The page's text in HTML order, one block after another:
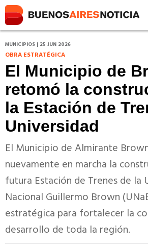
MUNICIPIOS | 25 JUN 2026
OBRA ESTRATÉGICA
El Municipio de
retomó la
la Estación de
Universidad
El Municipio de Almirante
nuevamente en marcha la
futura Estación de Trenes de la
Nacional Guillermo Brown
estratégica para fortalecer la
desarrollo de toda la región.